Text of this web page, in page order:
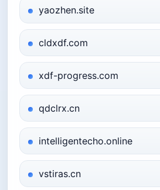
yaozhen.site
cldxdf.com
xdf-progress.com
qdclrx.cn
intelligentecho.online
vstiras.cn